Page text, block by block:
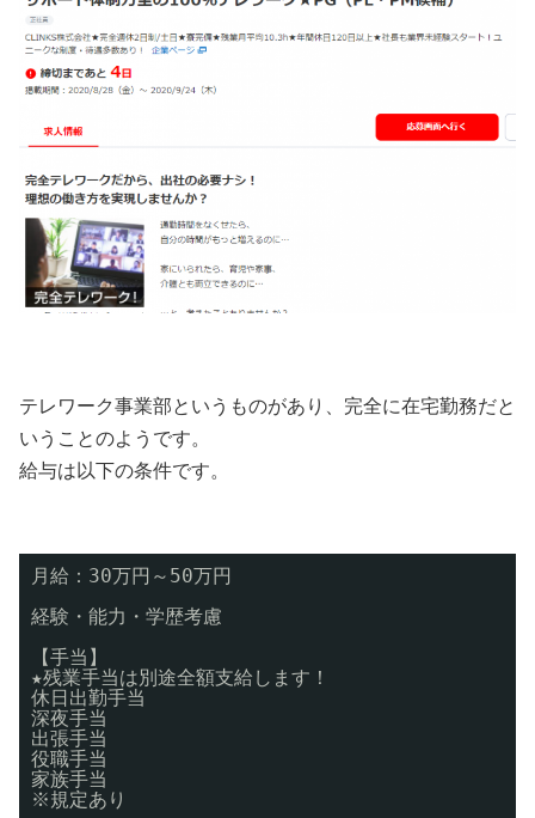
テレワーク事業部というものがあり、完全に在宅勤務だと
いうことのようです。
給与は以下の条件です。
月給：30万円～50万円
経験・能力・学歴考慮
【手当】
★残業手当は別途全額支給します！
休日出勤手当
深夜手当
出張手当
役職手当
家族手当
※規定あり